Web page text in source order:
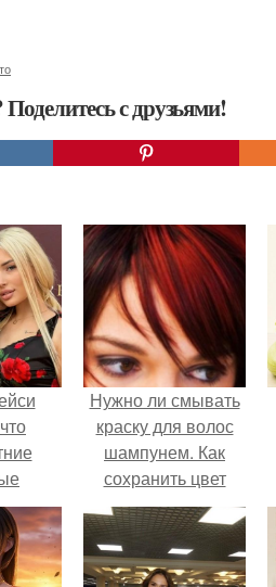
с друзьями!
его
Нужно ли смывать
краску для волос
шампунем. Как
сохранить цвет
окрашенных волос
надолго – советы